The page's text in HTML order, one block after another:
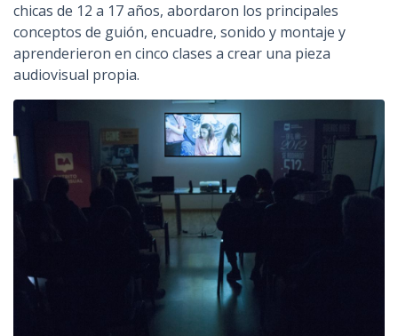
chicas de 12 a 17 años, abordaron los principales
conceptos de guión, encuadre, sonido y montaje y
aprenderieron en cinco clases a crear una pieza
audiovisual propia.